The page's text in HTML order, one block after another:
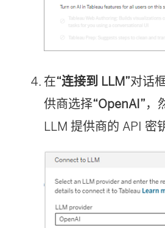
在“连接到 LLM”对话
供商选择“OpenAI”，
LLM 提供商的 API 密